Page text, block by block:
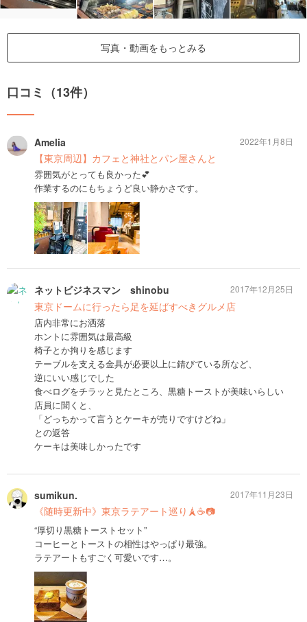
写真・動画をもっとみる
口コミ（13件）
Amelia
【東京周辺】カフェと神社とパン屋さんと
雰囲気がとっても良かった💕
作業するのにもちょうど良い静かさです。
2022年1月8日
ネットビジネスマン shinobu
東京ドームに行ったら足を延ばすべきグルメ店
店内非常にお洒落
ホントに雰囲気は最高級
椅子とか拘りを感じます
テーブルを支える金具が必要以上に錆びている所など、
逆にいい感じでした
食べログをチラッと見たところ、黒糖トーストが美味いらしい
店員に聞くと、
「どっちかって言うとケーキが売りですけどね」
との返答
ケーキは美味しかったです
2017年12月25日
sumikun.
《随時更新中》東京ラテアート巡り🗼☕️📷
“厚切り黒糖トーストセット”
コーヒーとトーストの相性はやっぱり最強。
ラテアートもすごく可愛いです…。
2017年11月23日